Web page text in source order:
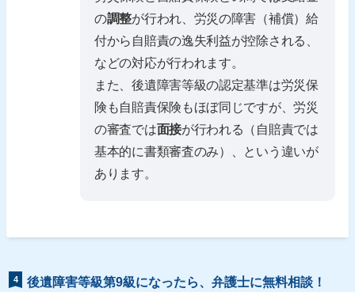
の調整が行われ、労災の障害（補償）給
付から自賠責の逸失利益が控除される、
などの対応が行われます。
また、後遺障害等級の認定基準は労災保
険も自賠責保険もほぼ同じですが、労災
の審査では面接が行われる（自賠責では
基本的に書類審査のみ）、という違いが
あります。
4 後遺障害等級第9級になったら、弁護士に無料相談！